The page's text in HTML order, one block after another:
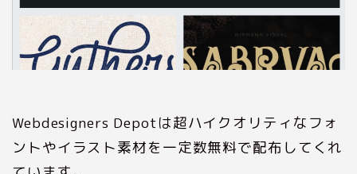
Webdesigners Depotは超ハイクオリティなフォ
ントやイラスト素材を一定数無料で配布してくれ